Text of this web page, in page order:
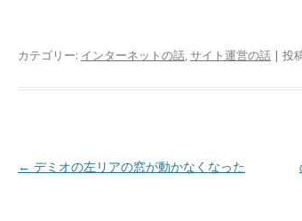
カテゴリー: インターネットの話,サイト運営の話 | 投
投
← デミオの左リアの窓が動かなくなった